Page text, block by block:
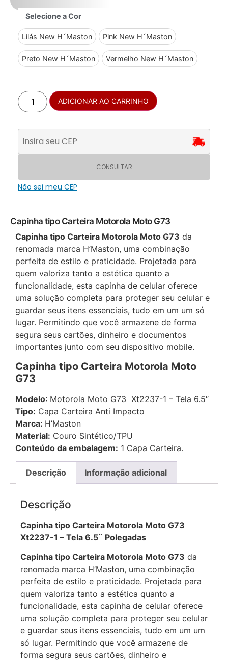
Capinha tipo Carteira Motorola Moto G73
Capinha tipo Carteira Motorola Moto G73 da
renomada marca H’Maston, uma combinação
perfeita de estilo e praticidade. Projetada para
quem valoriza tanto a estética quanto a
funcionalidade, esta capinha de celular oferece
uma solução completa para proteger seu celular e
guardar seus itens essenciais, tudo em um um só
lugar. Permitindo que você armazene de forma
segura seus cartões, dinheiro e documentos
importantes junto com seu dispositivo mobile.
Capinha tipo Carteira Motorola Moto
G73
Modelo: Motorola Moto G73 Xt2237-1 – Tela 6.5″
Tipo: Capa Carteira Anti Impacto
Marca: H’Maston
Material: Couro Sintético/TPU
Conteúdo da embalagem: 1 Capa Carteira.
Descrição Informação adicional
Descrição
Capinha tipo Carteira Motorola Moto G73
Xt2237-1 – Tela 6.5¨ Polegadas
Capinha tipo Carteira Motorola Moto G73 da
renomada marca H’Maston, uma combinação
perfeita de estilo e praticidade. Projetada para
quem valoriza tanto a estética quanto a
funcionalidade, esta capinha de celular oferece
uma solução completa para proteger seu celular
e guardar seus itens essenciais, tudo em um um
só lugar. Permitindo que você armazene de
forma segura seus cartões, dinheiro e
Selecione a Cor
Lilás New H´Maston Pink New H´Maston
Preto New H´Maston Vermelho New H´Maston
ADICIONAR AO CARRINHO
CONSULTAR
Não sei meu CEP